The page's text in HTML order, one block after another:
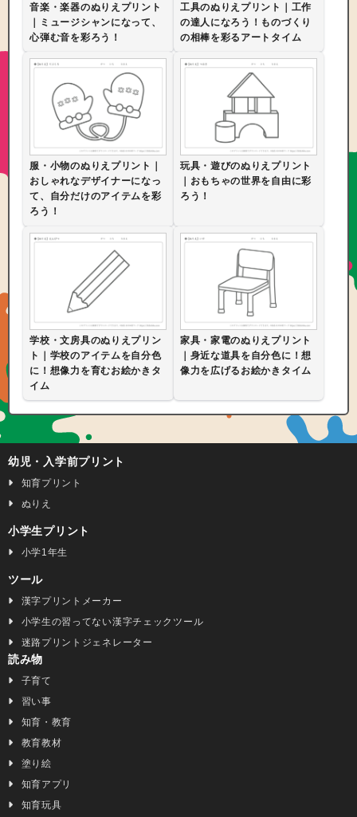
音楽・楽器のぬりえプリント
｜ミュージシャンになって、
心弾む音を彩ろう！
工具のぬりえプリント｜工作
の達人になろう！ものづくり
の相棒を彩るアートタイム
服・小物のぬりえプリント｜
おしゃれなデザイナーになっ
て、自分だけのアイテムを彩
ろう！
玩具・遊びのぬりえプリント
｜おもちゃの世界を自由に彩
ろう！
学校・文房具のぬりえプリン
ト｜学校のアイテムを自分色
に！想像力を育むお絵かきタ
イム
家具・家電のぬりえプリント
｜身近な道具を自分色に！想
像力を広げるお絵かきタイム
幼児・入学前プリント
知育プリント
ぬりえ
小学生プリント
小学1年生
ツール
漢字プリントメーカー
小学生の習ってない漢字チェックツール
迷路プリントジェネレーター
読み物
子育て
習い事
知育・教育
教育教材
塗り絵
知育アプリ
知育玩具